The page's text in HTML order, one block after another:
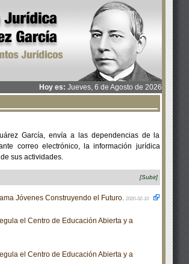
Hoy es: Jueves, 6 de Agosto de 2026
García, envía a las dependencias de la
correo electrónico, la información jurídica
sus actividades.
[Subir]
Jóvenes Construyendo el Futuro. 2020-02-10
el Centro de Educación Abierta y a
el Centro de Educación Abierta y a